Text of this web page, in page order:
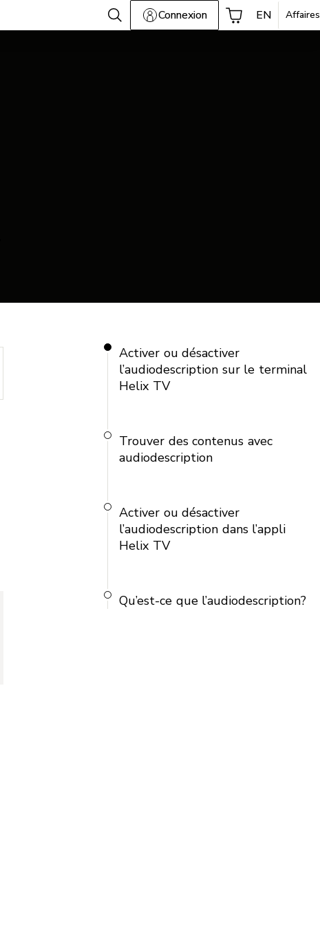
Connexion EN Affaires
Activer ou désactiver
l’audiodescription sur le terminal
Helix TV
Trouver des contenus avec
audiodescription
Activer ou désactiver
l’audiodescription dans l’appli
Helix TV
Qu’est-ce que l’audiodescription?